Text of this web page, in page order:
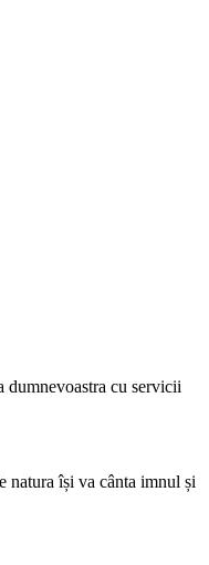
dumnevoastra cu servicii
natura își va cânta imnul și